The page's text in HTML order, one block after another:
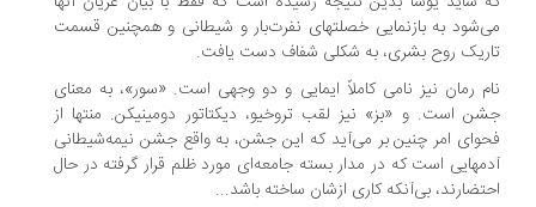
به بازنمایی خصلتهای نفرت‌بار و شیطانی و همچنین قسمت
روح بشری، به شکلی شفاف دست یافت.
رمان نیز نامی کاملاً ایمایی و دو وجهی است. «سور»، به معنای
است. و «بز» نیز لقب تروخیو، دیکتاتور دومینیکن. منتها از
امر چنین بر می‌آید که این جشن، به واقع جشن نیمه‌شیطانی
است که در مدار بسته جامعه‌ای مورد ظلم قرار گرفته در حال
بی‌آنکه کاری ازشان ساخته باشد...